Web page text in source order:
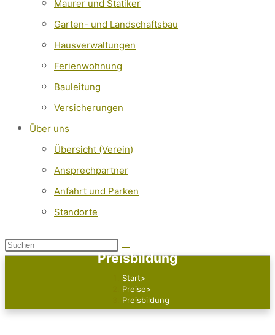
Maurer und Statiker
Garten- und Landschaftsbau
Hausverwaltungen
Ferienwohnung
Bauleitung
Versicherungen
Über uns
Übersicht (Verein)
Ansprechpartner
Anfahrt und Parken
Standorte
Diese
Preisbildung
Start>
Preise>
Preisbildung